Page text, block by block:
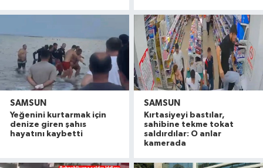
SAMSUN
Yeğenini kurtarmak için
denize giren şahıs
hayatını kaybetti
SAMSUN
Kırtasiyeyi bastılar,
sahibine tekme tokat
saldırdılar: O anlar
kamerada